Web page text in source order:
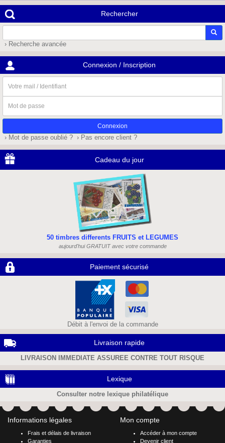
Rechercher
› Recherche avancée
Connexion / Inscription
mail
/
Identifiant
de
passe
› Mot de passe oublié ? › Pas encore client ?
Cadeau du jour
50 timbres differents FRUITS et LEGUMES
aujourd'hui GRATUIT avec votre commande
Paiement sécurisé
Débit à l'envoi de la commande
Livraison rapide
LIVRAISON IMMEDIATE ASSUREE CONTRE TOUT RISQUE
Lexique
Consulter notre lexique philatélique
Informations légales
Frais et délais de livraison
Garanties
Mon compte
Accéder à mon compte
Devenir client